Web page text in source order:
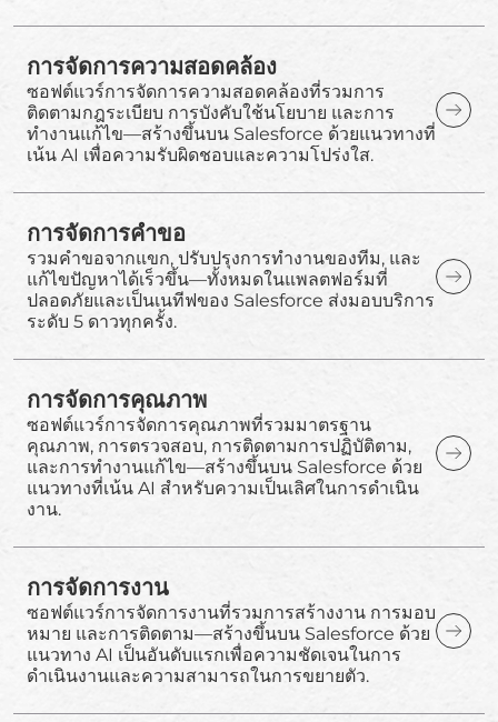
การจัดการความสอดคล้อง
ซอฟต์แวร์การจัดการความสอดคล้องที่รวมการ
ติดตามกฎระเบียบ การบังคับใช้นโยบาย และการ
ทำงานแก้ไข—สร้างขึ้นบน Salesforce ด้วยแนวทางที่
เน้น AI เพื่อความรับผิดชอบและความโปร่งใส.
การจัดการคำขอ
รวมคำขอจากแขก, ปรับปรุงการทำงานของทีม, และ
แก้ไขปัญหาได้เร็วขึ้น—ทั้งหมดในแพลตฟอร์มที่
ปลอดภัยและเป็นเนทีฟของ Salesforce ส่งมอบบริการ
ระดับ 5 ดาวทุกครั้ง.
การจัดการคุณภาพ
ซอฟต์แวร์การจัดการคุณภาพที่รวมมาตรฐาน
คุณภาพ, การตรวจสอบ, การติดตามการปฏิบัติตาม,
และการทำงานแก้ไข—สร้างขึ้นบน Salesforce ด้วย
แนวทางที่เน้น AI สำหรับความเป็นเลิศในการดำเนิน
งาน.
การจัดการงาน
ซอฟต์แวร์การจัดการงานที่รวมการสร้างงาน การมอบ
หมาย และการติดตาม—สร้างขึ้นบน Salesforce ด้วย
แนวทาง AI เป็นอันดับแรกเพื่อความชัดเจนในการ
ดำเนินงานและความสามารถในการขยายตัว.